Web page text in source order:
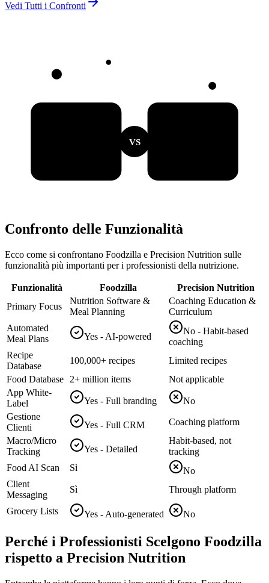
Vedi Tutti i Confronti
VS
Confronto delle Funzionalità
Ecco come si confrontano Foodzilla e Precision Nutrition sulle
funzionalità più importanti per i professionisti della nutrizione.
Funzionalità Foodzilla
Precision Nutrition
Primary Focus
Nutrition Software &
Meal Planning
Coaching Education &
Curriculum
Automated
Meal Plans
Yes - AI-powered
No - Habit-based
coaching
Recipe
Database
100,000+ recipes
Limited recipes
Food Database
2+ million items
Not applicable
App White-
Label
Yes - Full branding
No
Gestione
Clienti
Yes - Full CRM
Coaching platform
Macro/Micro
Tracking
Yes - Detailed
Habit-based, not
tracking
Food AI Scan
Sì
No
Client
Messaging
Sì Through platform
Grocery Lists Yes - Auto-generated No
Perché i Professionisti Scelgono Foodzilla
rispetto a Precision Nutrition